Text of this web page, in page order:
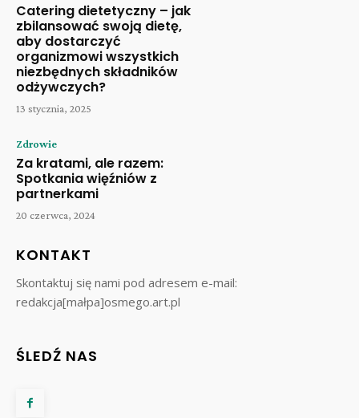
Catering dietetyczny – jak
zbilansować swoją dietę,
aby dostarczyć
organizmowi wszystkich
niezbędnych składników
odżywczych?
13 stycznia, 2025
Zdrowie
Za kratami, ale razem:
Spotkania więźniów z
partnerkami
20 czerwca, 2024
KONTAKT
Skontaktuj się nami pod adresem e-mail:
redakcja[małpa]osmego.art.pl
ŚLEDŹ NAS